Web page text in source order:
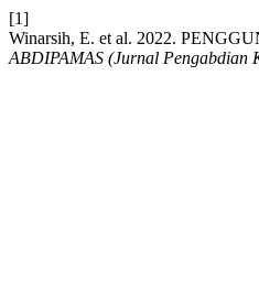
[1]
Winarsih, E. et al. 2022.
ABDIPAMAS (Jurnal Pengabdian